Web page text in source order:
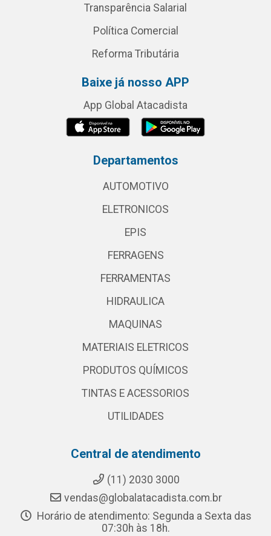
Transparência Salarial
Política Comercial
Reforma Tributária
Baixe já nosso APP
App Global Atacadista
Departamentos
AUTOMOTIVO
ELETRONICOS
EPIS
FERRAGENS
FERRAMENTAS
HIDRAULICA
MAQUINAS
MATERIAIS ELETRICOS
PRODUTOS QUÍMICOS
TINTAS E ACESSORIOS
UTILIDADES
Central de atendimento
(11) 2030 3000
vendas@globalatacadista.com.br
Horário de atendimento: Segunda a Sexta das
07:30h às 18h.